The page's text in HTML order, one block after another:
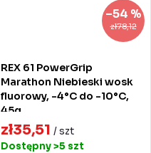
zł78,12
–54 %
REX 61 PowerGrip
Marathon Niebieski wosk
fluorowy, -4°C do -10°C,
45g
zł35,51 / szt
Dostępny>5 szt